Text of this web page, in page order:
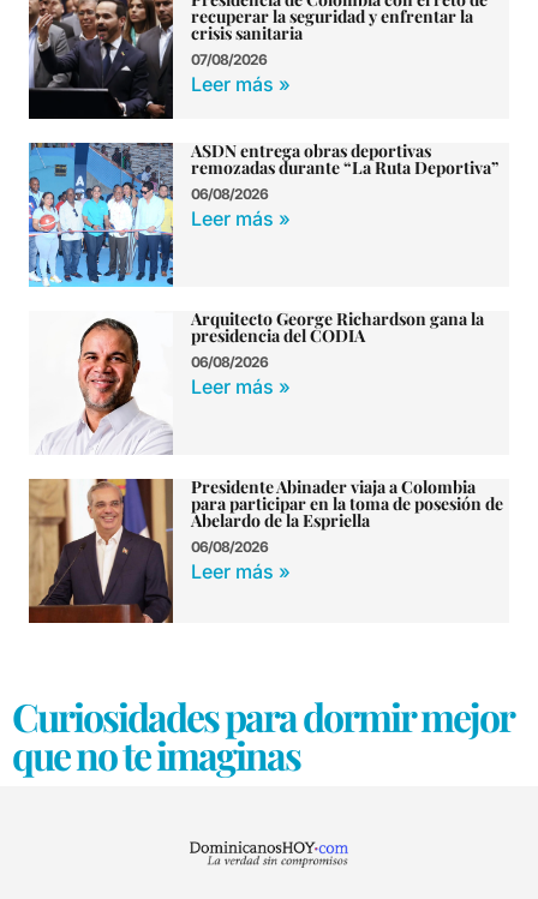
recuperar la seguridad y enfrentar la
crisis sanitaria
07/08/2026
Leer más »
ASDN entrega obras deportivas
remozadas durante “La Ruta Deportiva”
06/08/2026
Leer más »
Arquitecto George Richardson gana la
presidencia del CODIA
06/08/2026
Leer más »
Presidente Abinader viaja a Colombia
para participar en la toma de posesión de
Abelardo de la Espriella
06/08/2026
Leer más »
Curiosidades para dormir mejor
que no te imaginas